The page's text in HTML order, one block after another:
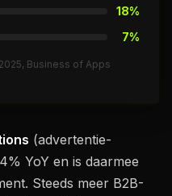
18%
7%
Business of Apps
(advertentie-
YoY en is daarmee
Steeds meer B2B-